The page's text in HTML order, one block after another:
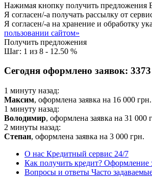
Нажимая кнопку получить предложения
Я согласен/-а получать рассылку от
Я согласен/-а на хранение и обработку
пользовании сайтом»
Получить предложения
Шаг: 1 из 8 - 12.50 %
Сегодня оформлено заявок: 3373
1 минуту назад:
Максим, оформлена заявка на 16 000 грн.
1 минуту назад:
Володимир, оформлена заявка на 31 000
2 минуты назад:
Степан, оформлена заявка на 3 000 грн.
О нас Кредитный сервис 24/7
Как получить кредит? Оформление
Вопросы и ответы Часто